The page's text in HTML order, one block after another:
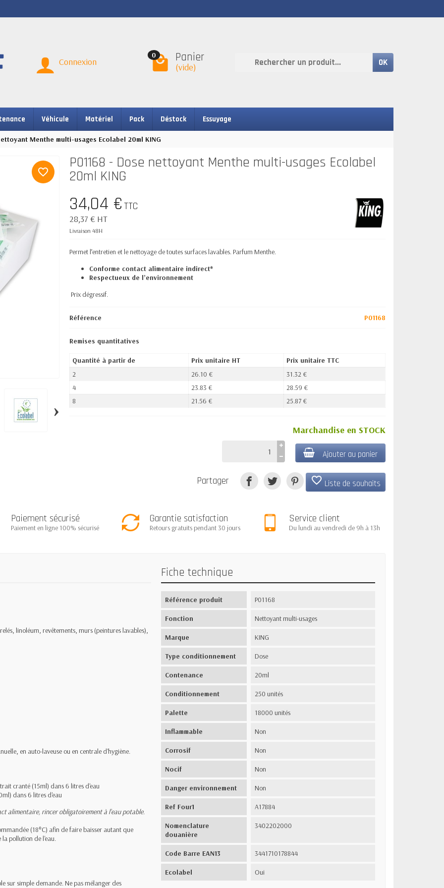
Connexion
0 Panier
(vide) OK
Véhicule Matériel Pack Déstock Essuyage
Menthe multi-usages Ecolabel 20ml KING
favorite_border
›
P01168 - Dose nettoyant Menthe multi-usages Ecolabel
20ml KING
34,04 €TTC
28,37 € HT
Livraison 48H
Permet l’entretien et le nettoyage de toutes surfaces lavables. Parfum Menthe.
Conforme contact alimentaire indirect*
Respectueux de l’environnement
Prix dégressif.
Référence P01168
Remises quantitatives
Quantité à partir de Prix unitaire HT
Prix unitaire TTC
2
26.10 €
31.32 €
4
23.83 €
28.59 €
8
21.56 € 25.87 €
Marchandise en STOCK
Ajouter au panier
favorite_border Liste de souhaits
Partager
Paiement sécurisé
Paiement en ligne 100% sécurisé
Garantie satisfaction
Retours gratuits pendant 30 jours
Service client
Du lundi au vendredi de 9h à 13h
linoléum, revêtements, murs (peintures lavables),
en auto-laveuse ou en centrale d'hygiène.
cranté (15ml) dans 6 litres d'eau
dans 6 litres d'eau
alimentaire, rincer obligatoirement à l’eau potable.
(18°C) afin de faire baisser autant que
la pollution de l'eau.
sur simple demande. Ne pas mélanger des
Fiche technique
Référence produit P01168
Fonction Nettoyant multi-usages
Marque KING
Type conditionnement Dose
Contenance 20ml
Conditionnement 250 unités
Palette 18000 unités
Inflammable Non
Corrosif Non
Nocif Non
Danger environnement Non
Ref Four1 A17884
Nomenclature
douanière
3402202000
Code Barre EAN13 3441710178844
Ecolabel Oui